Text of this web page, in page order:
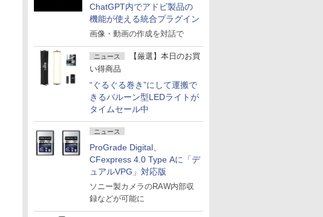
ChatGPT内でアドビ製品の
機能が使える統合プラグイン
画像・動画の作成を対話で
ニュース
【厳選】本日のお買
い得商品
“ぐるぐる巻き”にして運搬で
きるバルーン型LEDライトが
タイムセール中
ニュース
ProGrade Digital、
CFexpress 4.0 Type Aに「デ
ュアルVPG」対応版
ソニー製カメラのRAW内部収
録などが可能に